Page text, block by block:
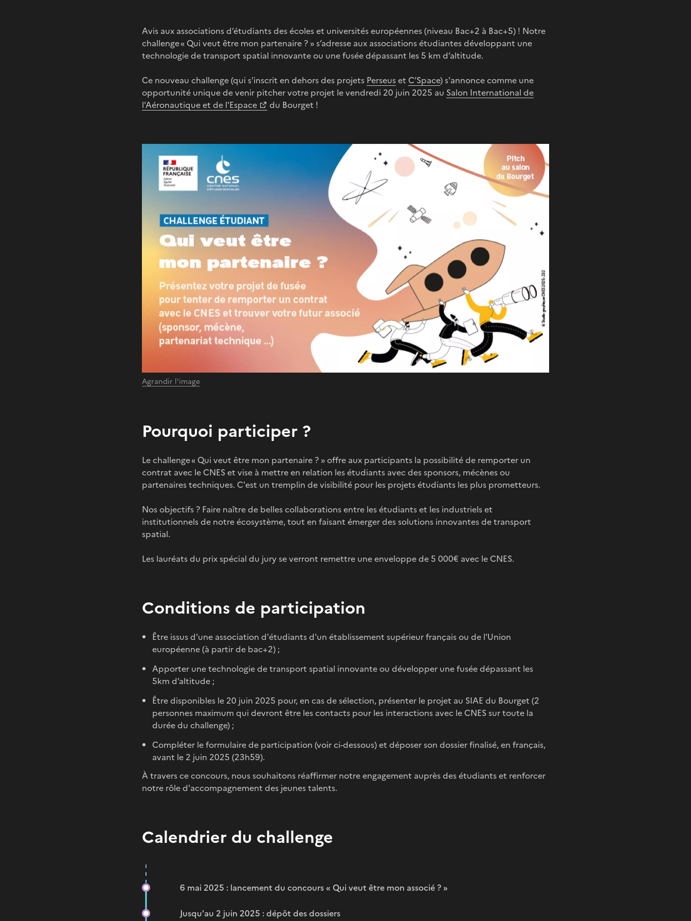
Avis aux associations d’étudiants des écoles et universités européennes (niveau Bac+2 à Bac+5) ! Notre
challenge « Qui veut être mon partenaire ? » s’adresse aux associations étudiantes développant une
technologie de transport spatial innovante ou une fusée dépassant les 5 km d’altitude.
Ce nouveau challenge (qui s'inscrit en dehors des projets Perseuset C’Space) s'annonce comme une
opportunité unique de venir pitcher votre projet le vendredi 20 juin 2025 au Salon International de
l'Aéronautique et de l'Espace
du Bourget !
Agrandir l'image
Pourquoi participer ?
Le challenge « Qui veut être mon partenaire ? » offre aux participants la possibilité de remporter un
contrat avec le CNES et vise à mettre en relation les étudiants avec des sponsors, mécènes ou
partenaires techniques. C'est un tremplin de visibilité pour les projets étudiants les plus prometteurs.
Nos objectifs ? Faire naître de belles collaborations entre les étudiants et les industriels et
institutionnels de notre écosystème, tout en faisant émerger des solutions innovantes de transport
spatial.
Les lauréats du prix spécial du jury se verront remettre une enveloppe de 5 000€ avec le CNES.
Conditions de participation
Être issus d'une association d'étudiants d'un établissement supérieur français ou de l'Union
européenne (à partir de bac+2) ;
Apporter une technologie de transport spatial innovante ou développer une fusée dépassant les
5km d’altitude ;
Être disponibles le 20 juin 2025 pour, en cas de sélection, présenter le projet au SIAE du Bourget (2
personnes maximum qui devront être les contacts pour les interactions avec le CNES sur toute la
durée du challenge) ;
Compléter le formulaire de participation (voir ci-dessous) et déposer son dossier finalisé, en français,
avant le 2 juin 2025 (23h59).
À travers ce concours, nous souhaitons réaffirmer notre engagement auprès des étudiants et renforcer
notre rôle d'accompagnement des jeunes talents.
Calendrier du challenge
6 mai 2025 : lancement du concours « Qui veut être mon associé ? »
Jusqu'au 2 juin 2025 : dépôt des dossiers